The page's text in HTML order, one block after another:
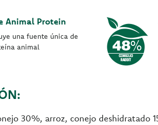
Animal Protein
una fuente única de
animal
30%, arroz, conejo